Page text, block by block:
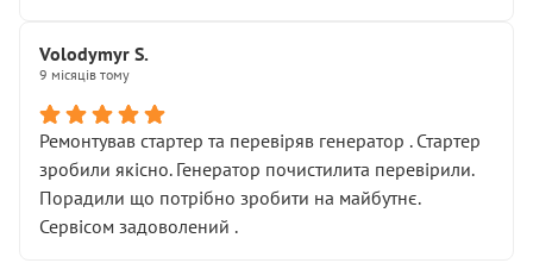
Volodymyr S.
9 місяців тому
Ремонтував стартер та перевіряв генератор . Стартер
зробили якісно. Генератор почистилита перевірили.
Порадили що потрібно зробити на майбутнє.
Сервісом задоволений .